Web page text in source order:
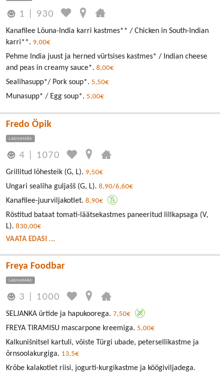
1 930
Kanafilee Lõuna-India karri kastmes** / Chicken in South-Indian
karri**. 9,00€
Pehme India juust ja herned vürtsises kastmes* / Indian cheese
and peas in creamy sauce*. 8,00€
Sealihasupp*/ Pork soup*. 5,50€
Munasupp* / Egg soup*. 5,00€
Fredo Öpik
LASNAMÄE
4 1070
Grillitud lõhesteik (G, L). 9,50€
Ungari sealiha guljašš (G, L). 8,90/6,60€
Kanafilee-juurviljakotlet. 8,90€
Röstitud bataat tomati-läätsekastmes paneeritud lillkapsaga (V,
L). 830,00€
VAATA EDASI ...
Freya Foodbar
LASNAMÄE
3 1000
SELJANKA ürtide ja hapukoorega. 7,50€
FREYA TIRAMISU mascarpone kreemiga. 5,00€
Kalkunišnitsel kartuli, võiste Türgi ubade, petersellikastme ja
õrnsoolakurgiga. 13,5€
Krõbe kalakotlet riisi, jogurti-kurgikastme ja köögiviljadega.